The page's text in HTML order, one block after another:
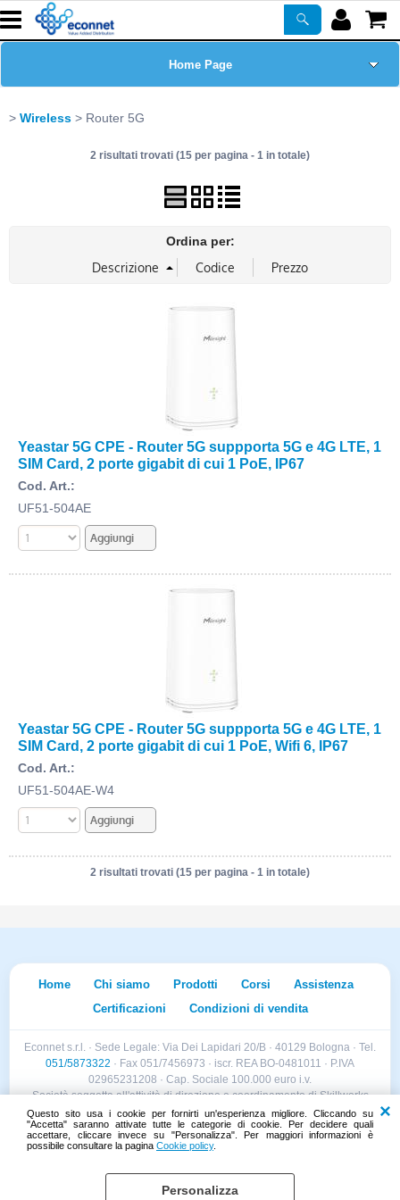
Questo sito usa i cookie per fornirti un'esperienza migliore. Cliccando su
"Accetta" saranno attivate tutte le categorie di cookie. Per decidere quali
accettare, cliccare invece su "Personalizza". Per maggiori informazioni è
possibile consultare la pagina Cookie policy.
Personalizza
Home Page
Prodotti
Corsi
ASSISTENZA
Newsletter
PROMO ATTIVE
Wireless Router 5G
2 risultati trovati (15 per pagina - 1 in totale)
Ordina per:
Yeastar 5G CPE - Router 5G suppporta 5G e 4G LTE, 1
SIM Card, 2 porte gigabit di cui 1 PoE, IP67
Cod. Art.:
UF51-504AE
Yeastar 5G CPE - Router 5G suppporta 5G e 4G LTE, 1
SIM Card, 2 porte gigabit di cui 1 PoE, Wifi 6, IP67
Cod. Art.:
UF51-504AE-W4
2 risultati trovati (15 per pagina - 1 in totale)
Home Chi siamo Prodotti Corsi
Assistenza
Certificazioni
Condizioni di vendita
Econnet s.r.l. · Sede Legale: Via Dei Lapidari 20/B · 40129 Bologna · Tel.
051/5873322 · Fax 051/7456973 · iscr. REA BO-0481011 · P.IVA
02965231208 · Cap. Sociale 100.000 euro i.v.
Società soggetta all'attività di direzione e coordinamento di Skillworks
Holding s.r.l. · Sede Legale: Via Vittorio Emanuele II 28 · Roncadelle (BS)
- C.F. 04151440981